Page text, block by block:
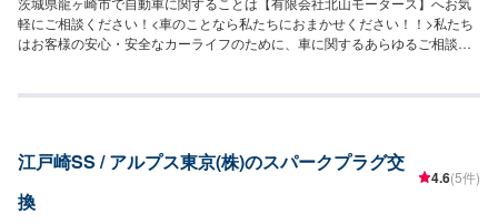
軽にご相談ください！<車のことなら私たちにおまかせください！！>私たち
はお客様の安心・安全なカーライフのために、車に関するあらゆるご相談に
ンス、修理、保険相談まであらゆるご要望にお応えします。これからも信頼
ご納得いただければ作業開始【4】仕上がり次第納車-----納期について-----納
期は通常1日～2日程度で納車となります。(要相談)納期は前後する場合がご
ざいます。予めご了承ください。-----ご来店時の注意、受付方法-----入庫の際
江戸崎SS / アルプス東京(株)のスパークプラグ交
換
4.6(5件)